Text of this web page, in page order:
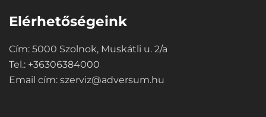
Elérhetőségeink
Cím: 5000 Szolnok, Muskátli u. 2/a
Tel.: +36306384000
Email cím: szerviz@adversum.hu